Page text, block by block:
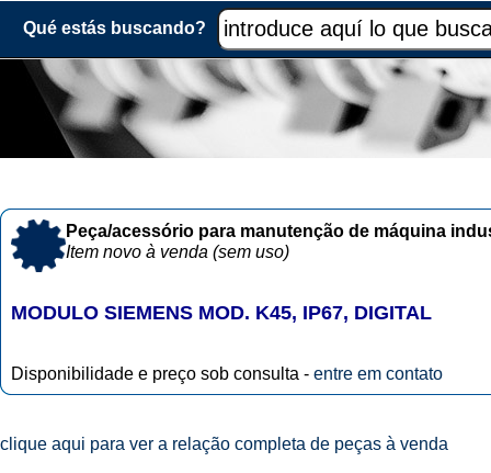
Qué estás buscando?
Peça/acessório para manutenção de máquina
Item novo à venda (sem uso)
MODULO SIEMENS MOD. K45, IP67, DIGITAL
Disponibilidade e preço sob consulta - entre em contato
clique aqui para ver a relação completa de peças à venda